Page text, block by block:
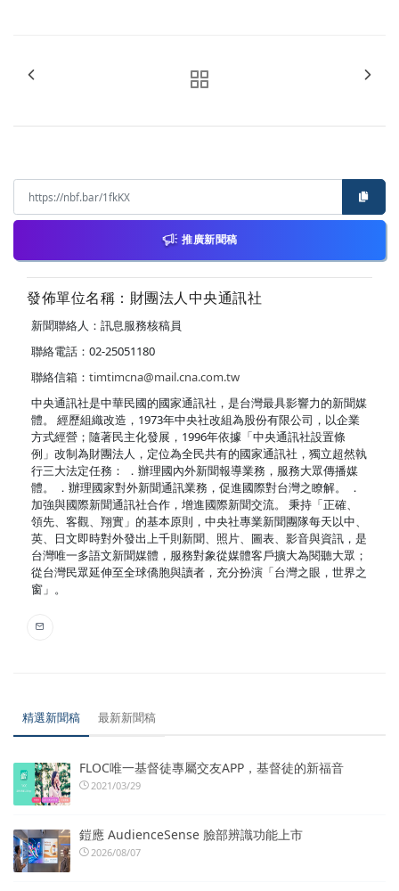
推廣新聞稿
發佈單位名稱：財團法人中央通訊社
新聞聯絡人：訊息服務核稿員
聯絡電話：02-25051180
聯絡信箱： timtimcna@mail.cna.com.tw
中央通訊社是中華民國的國家通訊社，是台灣最具影響力的新聞媒
體。 經歷組織改造，1973年中央社改組為股份有限公司，以企業
方式經營；隨著民主化發展，1996年依據「中央通訊社設置條
例」改制為財團法人，定位為全民共有的國家通訊社，獨立超然執
行三大法定任務： ．辦理國內外新聞報導業務，服務大眾傳播媒
體。 ．辦理國家對外新聞通訊業務，促進國際對台灣之瞭解。 ．
加強與國際新聞通訊社合作，增進國際新聞交流。 秉持「正確、
領先、客觀、翔實」的基本原則，中央社專業新聞團隊每天以中、
英、日文即時對外發出上千則新聞、照片、圖表、影音與資訊，是
台灣唯一多語文新聞媒體，服務對象從媒體客戶擴大為閱聽大眾；
從台灣民眾延伸至全球僑胞與讀者，充分扮演「台灣之眼，世界之
窗」。
精選新聞稿 最新新聞稿
FLOC唯一基督徒專屬交友APP，基督徒的新福音
2021/03/29
鎧應 AudienceSense 臉部辨識功能上市
2026/08/07